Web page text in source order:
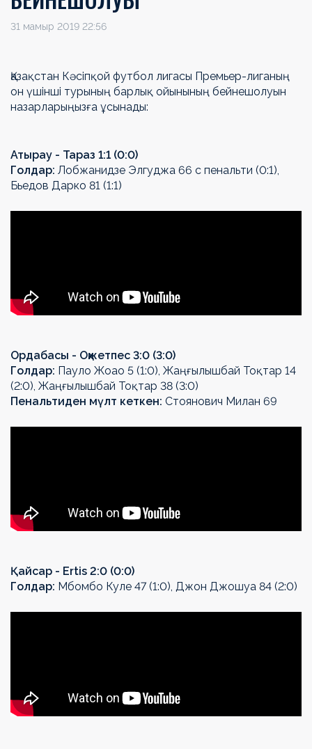
31 мамыр 2019 22:56
Қазақстан Кәсіпқой футбол лигасы Премьер-лиганың
он үшінші турының барлық ойынының бейнешолуын
назарларыңызға ұсынады:
Атырау - Тараз 1:1 (0:0)
Голдар: Лобжанидзе Элгуджа 66 с пенальти (0:1),
Бьедов Дарко 81 (1:1)
Ордабасы - Оқжетпес 3:0 (3:0)
Голдар: Пауло Жоао 5 (1:0), Жаңғылышбай Тоқтар 14
(2:0), Жаңғылышбай Тоқтар 38 (3:0)
Пенальтиден мүлт кеткен: Стоянович Милан 69
Қайсар - Ertis 2:0 (0:0)
Голдар: Мбомбо Куле 47 (1:0), Джон Джошуа 84 (2:0)